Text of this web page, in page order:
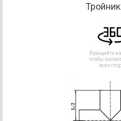
Вращайте
чтобы
всех